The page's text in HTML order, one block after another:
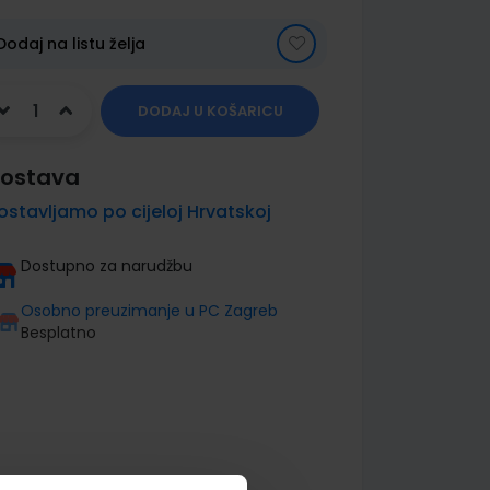
na listu želja
DODAJ U KOŠARICU
po cijeloj Hrvatskoj
Dostupno za narudžbu
Osobno preuzimanje u PC Zagreb
Besplatno